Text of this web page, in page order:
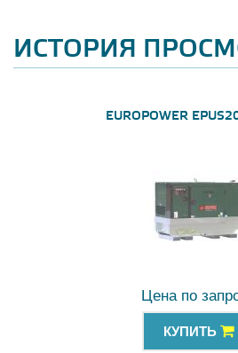
ИСТОРИЯ
EUROPOWER
Цена по
КУПИТЬ